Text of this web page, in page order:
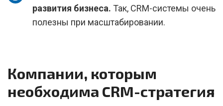
развития бизнеса. Так, CRM-системы очень
полезны при масштабировании.
Компании, которым
необходима CRM-стратегия